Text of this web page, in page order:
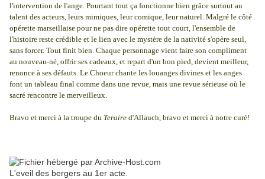
l'intervention de l'ange. Pourtant tout ça fonctionne bien grâce surtout au
talent des acteurs, leurs mimiques, leur comique, leur naturel. Malgré le côté
opérette marseillaise pour ne pas dire opérette tout court, l'ensemble de
l'histoire reste crédible et le lien avec le mystère de la nativité s'opère seul,
sans forcer. Tout finit bien. Chaque personnage vient faire son compliment
au nouveau-né, offrir ses cadeaux, et repart d'un bon pied, devient meilleur,
renonce à ses défauts. Le Choeur chante les louanges divines et les anges
font un tableau final comme dans une revue, mais une revue sérieuse où le
sacré rencontre le merveilleux.
Bravo et merci à la troupe du Teraire d'Allauch, bravo et merci à notre curé!
L'eveil des bergers au 1er acte.